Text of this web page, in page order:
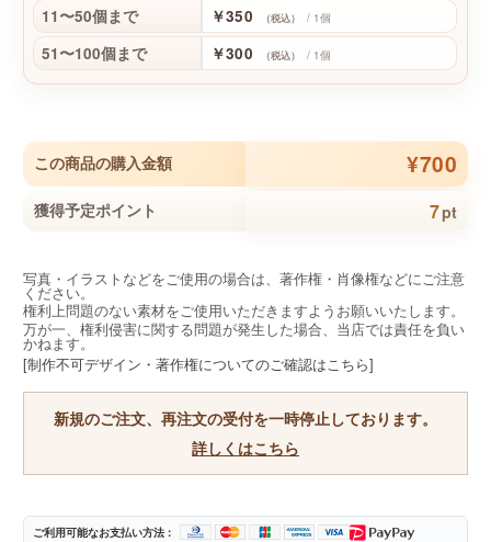
11〜50個まで ￥350 （税込） / 1個
51〜100個まで ￥300 （税込） / 1個
この商品の購入金額 ¥700
獲得予定ポイント 7pt
写真・イラストなどをご使用の場合は、著作権・肖像権などにご注意
ください。
権利上問題のない素材をご使用いただきますようお願いいたします。
万が一、権利侵害に関する問題が発生した場合、当店では責任を負い
かねます。
[制作不可デザイン・著作権についてのご確認はこちら]
新規のご注文、再注文の受付を一時停止しております。
詳しくはこちら
ご利用可能なお支払い方法 :